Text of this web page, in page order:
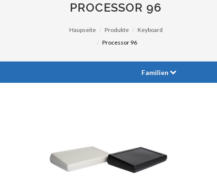
PROCESSOR 96
Haupseite Produkte
Keyboard
Processor 96
Familien